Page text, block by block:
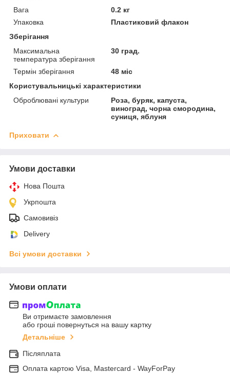
Вага
0.2 кг
Упаковка
Пластиковий флакон
Зберігання
Максимальна
температура зберігання
30 град.
Термін зберігання
48 міс
Користувальницькі характеристики
Оброблювані культури
Роза, буряк, капуста,
виноград, чорна смородина,
суниця, яблуня
Приховати
Умови доставки
Нова Пошта
Укрпошта
Самовивіз
Delivery
Всі умови доставки
Умови оплати
Ви отримаєте замовлення
або гроші повернуться на вашу картку
Детальніше
Післяплата
Оплата картою Visa, Mastercard - WayForPay